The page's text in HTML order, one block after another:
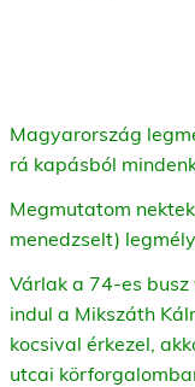
Magyarország
rá kapásból
Megmutatom
menedzselt)
Várlak a 74-es
indul a Mikszáth
kocsival érkezel,
utcai